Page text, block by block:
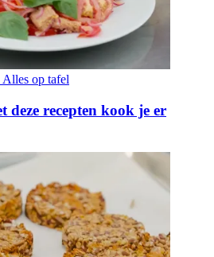
Alles op tafel
deze recepten kook je er